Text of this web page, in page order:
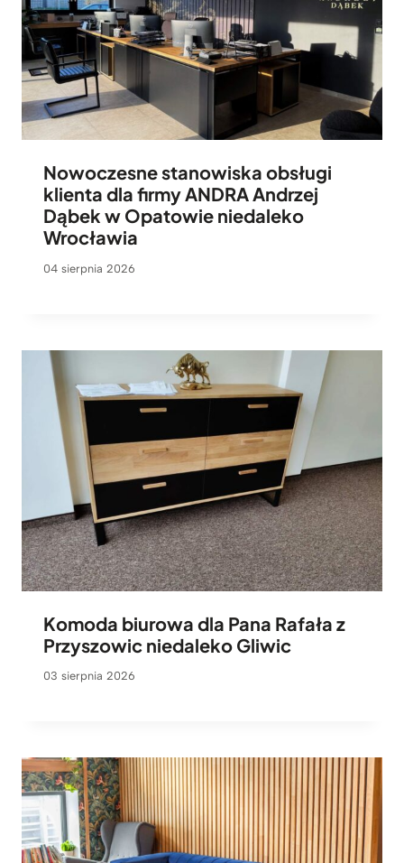
Nowoczesne stanowiska obsługi
klienta dla firmy ANDRA Andrzej
Dąbek w Opatowie niedaleko
Wrocławia
04 sierpnia 2026
Komoda biurowa dla Pana Rafała z
Przyszowic niedaleko Gliwic
03 sierpnia 2026